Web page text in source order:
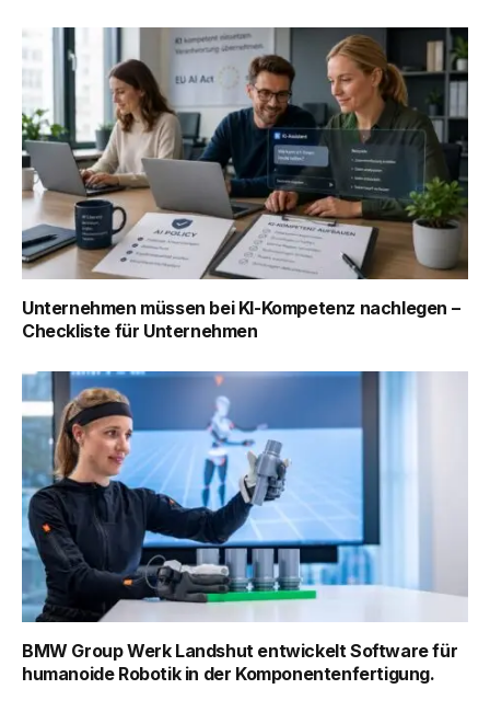
Unternehmen müssen bei KI-Kompetenz nachlegen –
Checkliste für Unternehmen
BMW Group Werk Landshut entwickelt Software für
humanoide Robotik in der Komponentenfertigung.